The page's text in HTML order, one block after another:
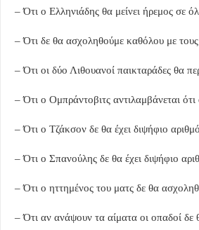
– Ότι ο Ελληνιάδης θα μείνει ήρεμος σε
– Ότι δε θα ασχοληθούμε καθόλου με τους
– Ότι οι δύο Λιθουανοί παικταράδες θα
– Ότι ο Ομπράντοβιτς αντιλαμβάνεται
– Ότι ο Τζάκσον δε θα έχει διψήφιο
– Ότι ο Σπανούλης δε θα έχει διψήφιο
– Ότι ο ηττημένος του ματς δε θα
– Ότι αν ανάψουν τα αίματα οι οπαδοί δε